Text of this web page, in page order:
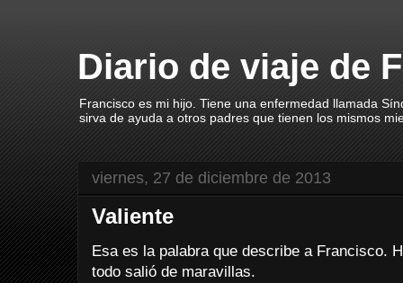
Diario de viaje de
Francisco es mi hijo. Tiene una enfermedad llamada
sirva de ayuda a otros padres que tienen los mismos
viernes, 27 de diciembre de 2013
Valiente
Esa es la palabra que describe a Francisco.
todo salió de maravillas.